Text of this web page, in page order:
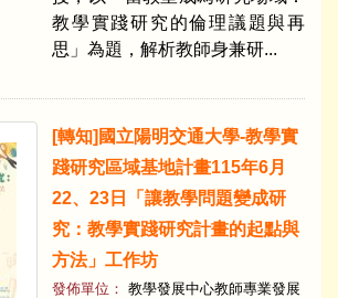
教學實踐研究的倫理議題與再
思」為題，解析教師身兼研...
​[轉知]國立陽明交通大學-教學實
踐研究區域基地計畫115年6月
22、23日「讓教學問題變成研
究：教學實踐研究計畫的起點與
方法」工作坊
發佈單位： 教學發展中心教師專業發展